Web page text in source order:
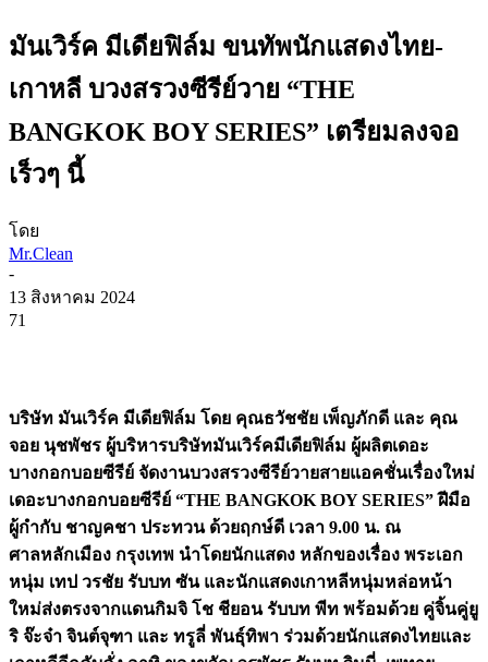
มันเวิร์ค มีเดียฟิล์ม ขนทัพนักแสดงไทย-
เกาหลี บวงสรวงซีรีย์วาย “THE
BANGKOK BOY SERIES” เตรียมลงจอ
เร็วๆ นี้
โดย
Mr.Clean
-
13 สิงหาคม 2024
71
บริษัท มันเวิร์ค มีเดียฟิล์ม โดย คุณธวัชชัย เพ็ญภักดี และ คุณ
จอย นุชพัชร ผู้บริหารบริษัทมันเวิร์คมีเดียฟิล์ม ผู้ผลิตเดอะ
บางกอกบอยซีรีย์ จัดงานบวงสรวงซีรีย์วายสายแอคชั่นเรื่องใหม่
เดอะบางกอกบอยซีรีย์ “THE BANGKOK BOY SERIES” ฝีมือ
ผู้กำกับ ชาญคชา ประทวน ด้วยฤกษ์ดี เวลา 9.00 น. ณ
ศาลหลักเมือง กรุงเทพ นำโดยนักแสดง หลักของเรื่อง พระเอก
หนุ่ม เทป วรชัย รับบท ซัน และนักแสดงเกาหลีหนุ่มหล่อหน้า
ใหม่ส่งตรงจากแดนกิมจิ โช ชียอน รับบท พีท พร้อมด้วย คู่จิ้นคู่ยู
ริ จ๊ะจ๋า จินต์จุฑา และ ทรูลี่ พันธุ์ทิพา ร่วมด้วยนักแสดงไทยและ